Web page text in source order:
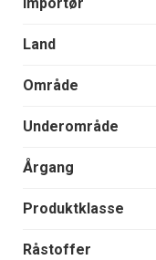
Land
Område
Underområde
Årgang
Produktklasse
Råstoffer